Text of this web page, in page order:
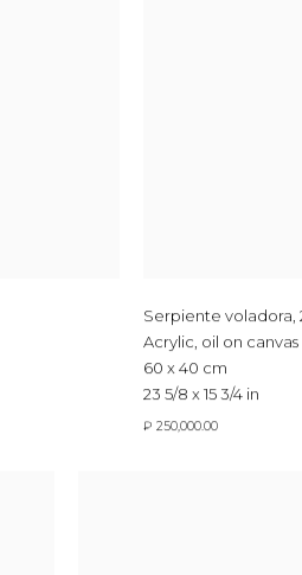
Serpiente voladora
Acrylic, oil on
60 x 40 cm
23 5/8 x 15 3/4 in
₽ 250,000.00